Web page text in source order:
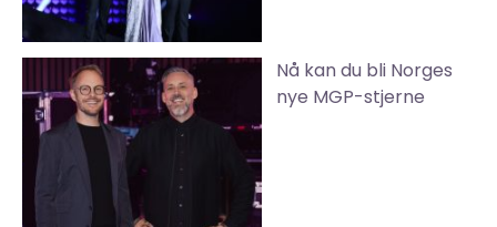
Nå kan du bli Norges
nye MGP-stjerne